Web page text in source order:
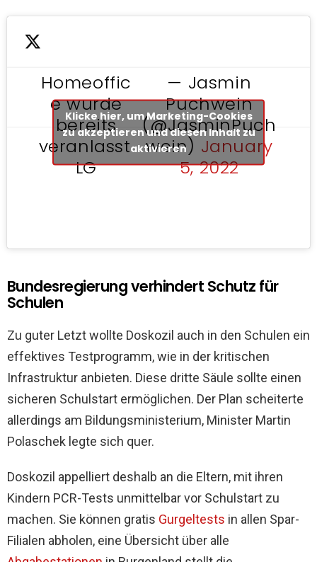
Homeoffic
e wurde
bereits
veranlasst.
LG
— Jasmin
Puchwein
(@JasminPuch
wein) January
5, 2022
Klicke hier, um Marketing-Cookies
zu akzeptieren und diesen Inhalt zu
aktivieren
Bundesregierung verhindert Schutz für
Schulen
Zu guter Letzt wollte Doskozil auch in den Schulen ein
effektives Testprogramm, wie in der kritischen
Infrastruktur anbieten. Diese dritte Säule sollte einen
sicheren Schulstart ermöglichen. Der Plan scheiterte
allerdings am Bildungsministerium, Minister Martin
Polaschek legte sich quer.
Doskozil appelliert deshalb an die Eltern, mit ihren
Kindern PCR-Tests unmittelbar vor Schulstart zu
machen. Sie können gratis Gurgeltests in allen Spar-
Filialen abholen, eine Übersicht über alle